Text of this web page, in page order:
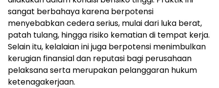
sangat berbahaya karena berpotensi
menyebabkan cedera serius, mulai dari luka berat,
patah tulang, hingga risiko kematian di tempat kerja.
Selain itu, kelalaian ini juga berpotensi menimbulkan
kerugian finansial dan reputasi bagi perusahaan
pelaksana serta merupakan pelanggaran hukum
ketenagakerjaan.